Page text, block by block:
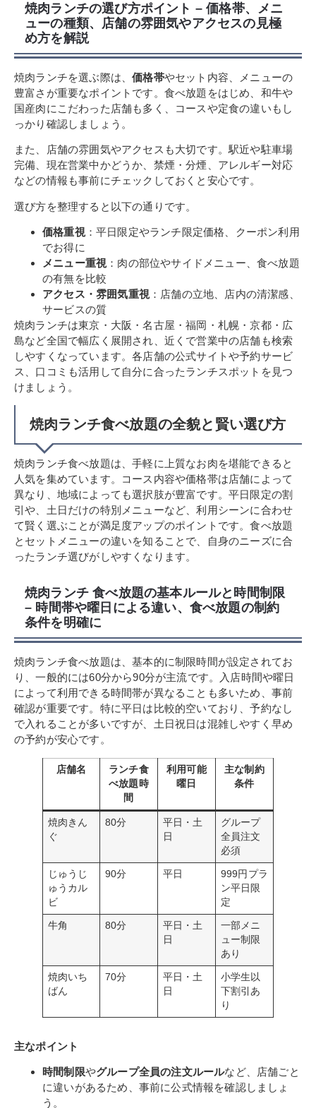
焼肉ランチの選び方ポイント – 価格帯、メニ
ューの種類、店舗の雰囲気やアクセスの見極
め方を解説
焼肉ランチを選ぶ際は、価格帯やセット内容、メニューの
豊富さが重要なポイントです。食べ放題をはじめ、和牛や
国産肉にこだわった店舗も多く、コースや定食の違いもし
っかり確認しましょう。
また、店舗の雰囲気やアクセスも大切です。駅近や駐車場
完備、現在営業中かどうか、禁煙・分煙、アレルギー対応
などの情報も事前にチェックしておくと安心です。
選び方を整理すると以下の通りです。
価格重視：平日限定やランチ限定価格、クーポン利用
でお得に
メニュー重視 ：肉の部位やサイドメニュー、食べ放題
の有無を比較
アクセス・雰囲気重視 ：店舗の立地、店内の清潔感、
サービスの質
焼肉ランチは東京・大阪・名古屋・福岡・札幌・京都・広
島など全国で幅広く展開され、近くで営業中の店舗も検索
しやすくなっています。各店舗の公式サイトや予約サービ
ス、口コミも活用して自分に合ったランチスポットを見つ
けましょう。
焼肉ランチ食べ放題の全貌と賢い選び方
焼肉ランチ食べ放題は、手軽に上質なお肉を堪能できると
人気を集めています。コース内容や価格帯は店舗によって
異なり、地域によっても選択肢が豊富です。平日限定の割
引や、土日だけの特別メニューなど、利用シーンに合わせ
て賢く選ぶことが満足度アップのポイントです。食べ放題
とセットメニューの違いを知ることで、自身のニーズに合
ったランチ選びがしやすくなります。
焼肉ランチ 食べ放題の基本ルールと時間制限
– 時間帯や曜日による違い、食べ放題の制約
条件を明確に
焼肉ランチ食べ放題は、基本的に制限時間が設定されてお
り、一般的には60分から90分が主流です。入店時間や曜日
によって利用できる時間帯が異なることも多いため、事前
確認が重要です。特に平日は比較的空いており、予約なし
で入れることが多いですが、土日祝日は混雑しやすく早め
の予約が安心です。
店舗名
ランチ食
べ放題時
間
利用可能
曜日
主な制約
条件
焼肉きん
ぐ
80分
平日・土
日
グループ
全員注文
必須
じゅうじ
ゅうカル
ビ
90分 平日
999円プラ
ン平日限
定
牛角 80分
平日・土
日
一部メニ
ュー制限
あり
焼肉いち
ばん
70分
平日・土
日
小学生以
下割引あ
り
主なポイント
時間制限やグループ全員の注文ルールなど、店舗ごと
に違いがあるため、事前に公式情報を確認しましょ
う。